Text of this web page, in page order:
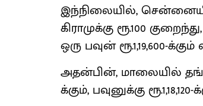
இந்நிலையில்,
கிராமுக்கு ரூ.100
ஒரு பவுன் ரூ.1,19,600-
அதன்பின், மாலையில் தங்கம்
க்கும், பவுனுக்கு